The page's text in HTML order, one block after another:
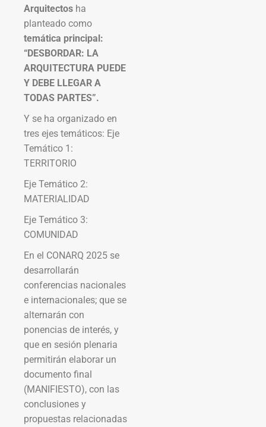
Arquitectos ha
planteado como
temática principal:
“DESBORDAR: LA
ARQUITECTURA PUEDE
Y DEBE LLEGAR A
TODAS PARTES”.
Y se ha organizado en
tres ejes temáticos: Eje
Temático 1:
TERRITORIO
Eje Temático 2:
MATERIALIDAD
Eje Temático 3:
COMUNIDAD
En el CONARQ 2025 se
desarrollarán
conferencias nacionales
e internacionales; que se
alternarán con
ponencias de interés, y
que en sesión plenaria
permitirán elaborar un
documento final
(MANIFIESTO), con las
conclusiones y
propuestas relacionadas